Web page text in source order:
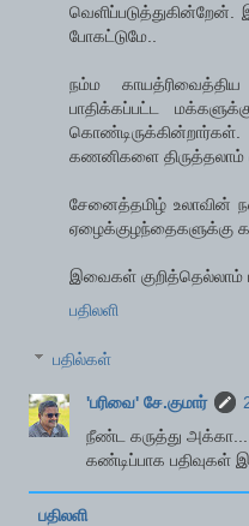
வெளிப்படுத்துகின்றேன்.
போகட்டுமே..
நம்ம
பாதிக்கப்பட்ட
கணனிகளை திருத்தலாம்
சேனைத்தமிழ் உலாவின்
ஏழைக்குழந்தைகளுக்கு
இவைகள் குறித்தெல்லாம்
பதிலளி
பதில்கள்
'பரிவை' சே.குமார்
நீண்ட கருத்து அக்கா...
கண்டிப்பாக பதிவுகள்
பதிலளி